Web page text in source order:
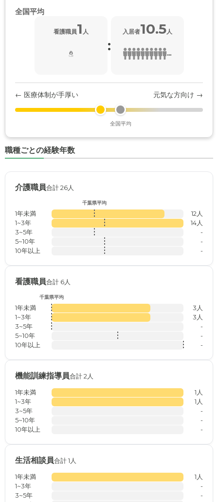
全国平均
看護職員1 人
:
入居者10.5人
...
← 医療体制が手厚い 元気な方向け →
全国平均
職種ごとの経験年数
介護職員合計 26人
千葉県平均
1年未満
12人
1~3年
14人
3~5年
-
5~10年
-
10年以上
-
看護職員合計 6人
千葉県平均
1年未満
3人
1~3年
3人
3~5年
-
5~10年
-
10年以上
-
機能訓練指導員合計 2人
1年未満
1人
1~3年
1人
3~5年
-
5~10年
-
10年以上
-
生活相談員合計 1人
1年未満
1人
1~3年
-
3~5年
-